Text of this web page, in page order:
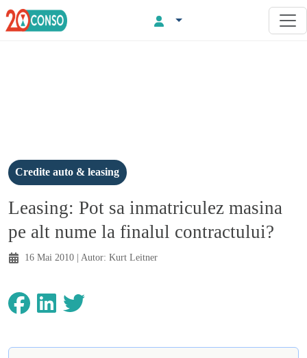
Credite auto & leasing
Leasing: Pot sa inmatriculez masina
pe alt nume la finalul contractului?
16 Mai 2010 | Autor: Kurt Leitner